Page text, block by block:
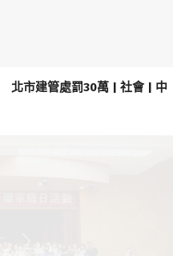
市建管處罰30萬 | 社會 | 中